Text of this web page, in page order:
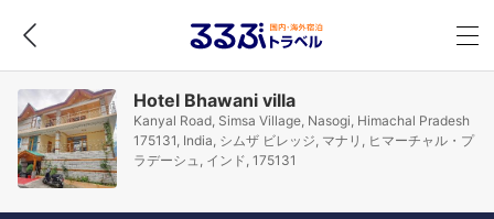
Hotel Bhawani villa
Kanyal Road, Simsa Village, Nasogi, Himachal Pradesh
175131, India, シムザ ビレッジ, マナリ, ヒマーチャル・プ
ラデーシュ, インド, 175131